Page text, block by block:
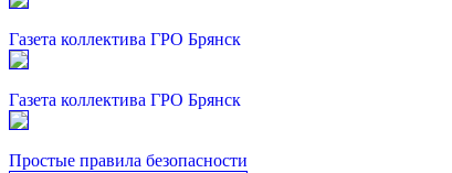
Газета коллектива ГРО Брянск
Газета коллектива ГРО Брянск
Простые правила безопасности